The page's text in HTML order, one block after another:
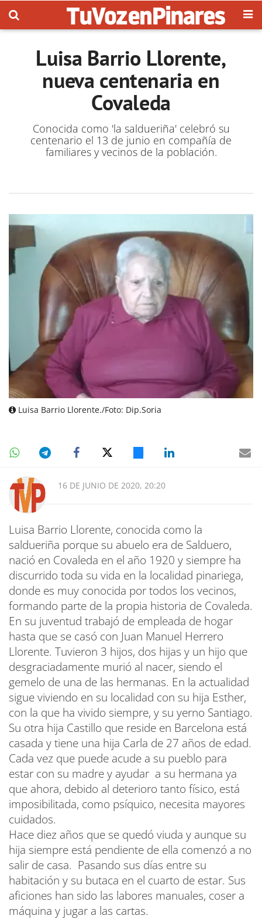
Luisa Barrio Llorente,
nueva centenaria en
Covaleda
Conocida como 'la saldueriña' celebró su
centenario el 13 de junio en compañía de
familiares y vecinos de la población.
Luisa Barrio Llorente./Foto: Dip.Soria
16 DE JUNIO DE 2020, 20:20
Luisa Barrio Llorente, conocida como la
saldueriña porque su abuelo era de Salduero,
nació en Covaleda en el año 1920 y siempre ha
discurrido toda su vida en la localidad pinariega,
donde es muy conocida por todos los vecinos,
formando parte de la propia historia de Covaleda.
En su juventud trabajó de empleada de hogar
hasta que se casó con Juan Manuel Herrero
Llorente. Tuvieron 3 hijos, dos hijas y un hijo que
desgraciadamente murió al nacer, siendo el
gemelo de una de las hermanas. En la actualidad
sigue viviendo en su localidad con su hija Esther,
con la que ha vivido siempre, y su yerno Santiago.
Su otra hija Castillo que reside en Barcelona está
casada y tiene una hija Carla de 27 años de edad.
Cada vez que puede acude a su pueblo para
estar con su madre y ayudar a su hermana ya
que ahora, debido al deterioro tanto físico, está
imposibilitada, como psíquico, necesita mayores
cuidados.
Hace diez años que se quedó viuda y aunque su
hija siempre está pendiente de ella comenzó a no
salir de casa. Pasando sus días entre su
habitación y su butaca en el cuarto de estar. Sus
aficiones han sido las labores manuales, coser a
máquina y jugar a las cartas.